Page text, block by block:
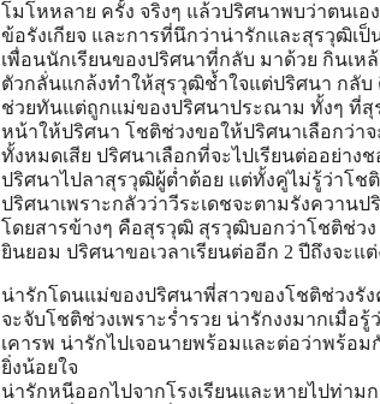
โมโหหลาย ครั้ง จริงๆ แล้วปริศนาพบว่าตนเ
ข้อรังเกียจ และการที่นึกว่าน่ารักและสุรวุฒิเ
เพื่อนนักเรียนของปริศนาที่กลับ มาด้วย กินเห
ตัวกลั่นแกล้งทำให้สุรวุฒิช้ำใจแต่ปริศนา กลั
ช่วยทันแต่ถูกแม่ของปริศนาประณาม ทั้งๆ ที่
หน้าให้ปริศนา โชติช่วงขอให้ปริศนาเลือกว่า
ทั้งหมดเสีย ปริศนาเลือกที่จะไปเรียนต่ออย่า
ปริศนาไปลาสุรวุฒิผู้ต่ำต้อย แต่ทั้งคู่ไม่รู้ว่าโช
ปริศนาเพราะกลัวว่าวีระเดชจะตามรังควาน
โดยสารข้างๆ คือสุรวุฒิ สุรวุฒิบอกว่าโชติช่ว
ยินยอม ปริศนาขอเวลาเรียนต่ออีก 2 ปีถึงจะ
น่ารักโดนแม่ของปริศนาพี่สาวของโชติช่วงรั
จะจับโชติช่วงเพราะร่ำรวย น่ารักงงมากเมื่
เคารพ น่ารักไปเจอนายพร้อมและต่อว่าพร้อ
ยิ่งน้อยใจ
น่ารักหนีออกไปจากโรงเรียนและหายไปท่า